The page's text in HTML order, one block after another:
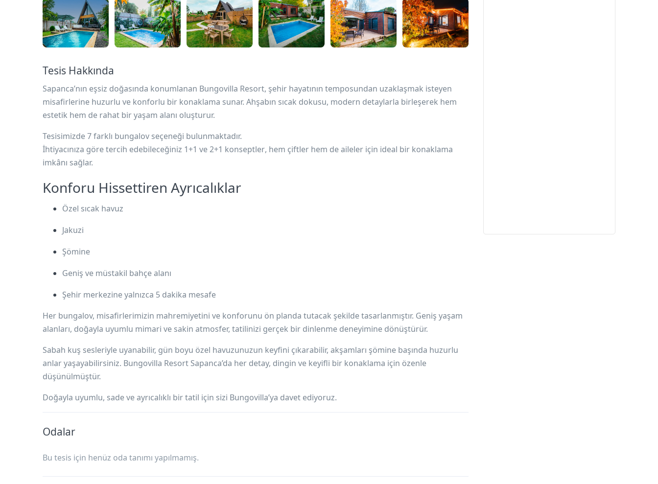
Tesis Hakkında
Sapanca’nın eşsiz doğasında konumlanan Bungovilla Resort, şehir hayatının temposundan uzaklaşmak isteyen
misafirlerine huzurlu ve konforlu bir konaklama sunar. Ahşabın sıcak dokusu, modern detaylarla birleşerek hem
estetik hem de rahat bir yaşam alanı oluşturur.
Tesisimizde7 farklı bungalov seçeneği bulunmaktadır.
İhtiyacınıza göre tercih edebileceğiniz 1+1 ve 2+1 konseptler, hem çiftler hem de aileler için ideal bir konaklama
imkânı sağlar.
Konforu Hissettiren Ayrıcalıklar
Özel sıcak havuz
Jakuzi
Şömine
Geniş ve müstakil bahçe alanı
Şehir merkezine yalnızca 5 dakika mesafe
Her bungalov, misafirlerimizin mahremiyetini ve konforunu ön planda tutacak şekilde tasarlanmıştır. Geniş yaşam
alanları, doğayla uyumlu mimari ve sakin atmosfer, tatilinizi gerçek bir dinlenme deneyimine dönüştürür.
Sabah kuş sesleriyle uyanabilir, gün boyu özel havuzunuzun keyfini çıkarabilir, akşamları şömine başında huzurlu
anlar yaşayabilirsiniz. Bungovilla Resort Sapanca’da her detay, dingin ve keyifli bir konaklama için özenle
düşünülmüştür.
Doğayla uyumlu, sade ve ayrıcalıklı bir tatil için sizi Bungovilla’ya davet ediyoruz.
Odalar
Bu tesis için henüz oda tanımı yapılmamış.